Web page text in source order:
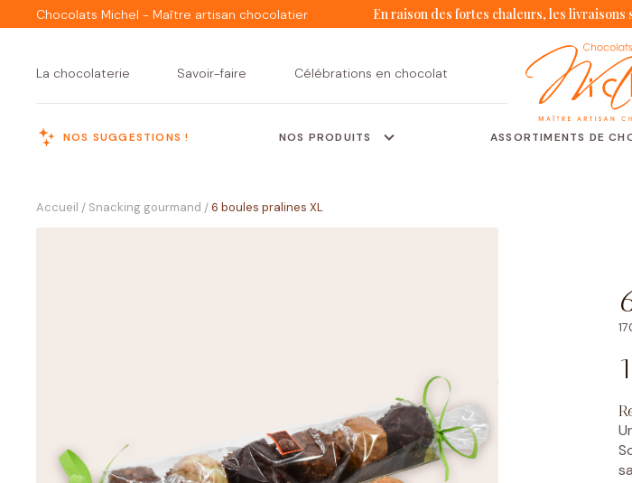
Chocolats Michel - Maître artisan chocolatier En raison des fortes chaleurs, les
La chocolaterie Savoir-faire Célébrations en chocolat
NOS SUGGESTIONS ! NOS PRODUITS
Une envie
ASSORTIMENTS DE
Accueil / Snacking gourmand /6 boules pralines XL